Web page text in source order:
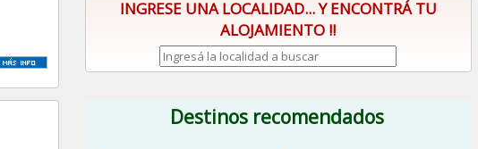
INGRESE UNA LOCALIDAD... Y ENCONTRÁ TU
ALOJAMIENTO !!
Destinos recomendados